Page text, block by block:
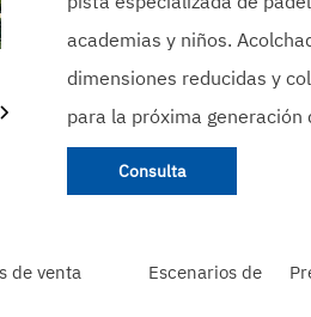
academias y niños.
dimensiones reducidas y
para la próxima generación
Consulta
de venta Escenarios de